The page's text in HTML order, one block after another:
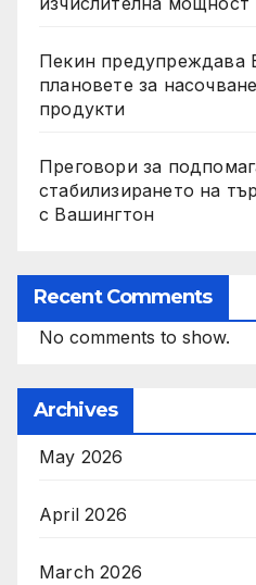
Пекин предупреждава
плановете за
продукти
Преговори за
стабилизирането на
с Вашингтон
Recent Comments
No comments to show.
Archives
May 2026
April 2026
March 2026